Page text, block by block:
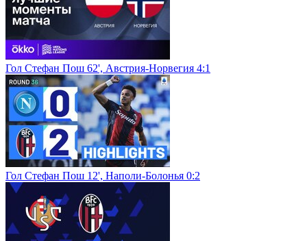
Гол Стефан Пош 62', Австрия-Норвегия 4:1
Гол Стефан Пош 12', Наполи-Болонья 0:2